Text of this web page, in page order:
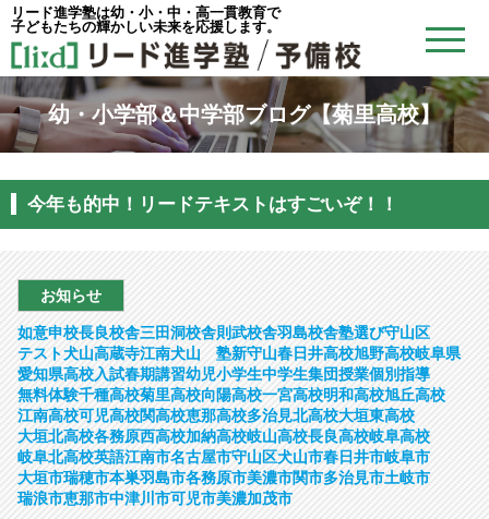
リード進学塾は幼・小・中・高一貫教育で
子どもたちの輝かしい未来を応援します。
幼・小学部＆中学部ブログ【菊里高校】
今年も的中！リードテキストはすごいぞ！！
お知らせ
如意申校長良校舎三田洞校舎則武校舎羽島校舎塾選び守山区
テスト犬山高蔵寺江南犬山 塾新守山春日井高校旭野高校岐阜県
愛知県高校入試春期講習幼児小学生中学生集団授業個別指導
無料体験千種高校菊里高校向陽高校一宮高校明和高校旭丘高校
江南高校可児高校関高校恵那高校多治見北高校大垣東高校
大垣北高校各務原西高校加納高校岐山高校長良高校岐阜高校
岐阜北高校英語江南市名古屋市守山区犬山市春日井市岐阜市
大垣市瑞穂市本巣羽島市各務原市美濃市関市多治見市土岐市
瑞浪市恵那市中津川市可児市美濃加茂市